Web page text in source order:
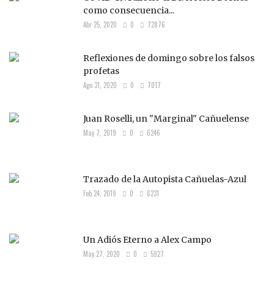
como consecuencia...
Abr 25, 2020 0 72876
Reflexiones de domingo sobre los falsos
profetas
Ago 31, 2020 0 7017
Juan Roselli, un "Marginal" Cañuelense
May 7, 2019 0 6246
Trazado de la Autopista Cañuelas-Azul
Feb 24, 2019 0 6231
Un Adiós Eterno a Alex Campo
May 27, 2020 0 5927